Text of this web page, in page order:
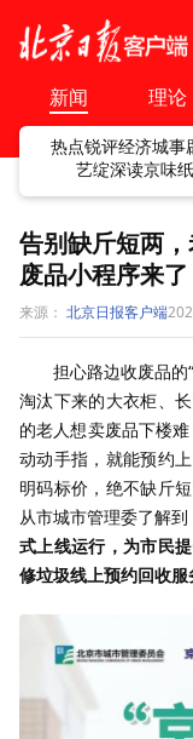
新闻 理论
热点锐评经济城事
艺绽深读京味
告别缺斤短两
废品小程序来了
来源： 北京日报客户端
担心路边收废品的
淘汰下来的大衣柜、
的老人想卖废品下楼
动动手指，就能预约
明码标价，绝不缺斤
从市城市管理委了解到
式上线运行，为市民
修垃圾线上预约回收服